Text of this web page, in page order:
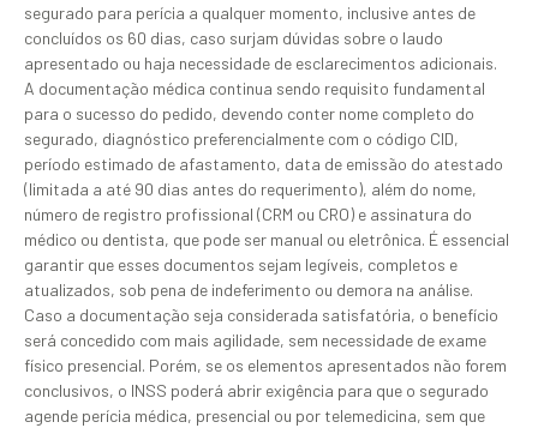
segurado para perícia a qualquer momento, inclusive antes de
concluídos os 60 dias, caso surjam dúvidas sobre o laudo
apresentado ou haja necessidade de esclarecimentos adicionais.
A documentação médica continua sendo requisito fundamental
para o sucesso do pedido, devendo conter nome completo do
segurado, diagnóstico preferencialmente com o código CID,
período estimado de afastamento, data de emissão do atestado
(limitada a até 90 dias antes do requerimento), além do nome,
número de registro profissional (CRM ou CRO) e assinatura do
médico ou dentista, que pode ser manual ou eletrônica. É essencial
garantir que esses documentos sejam legíveis, completos e
atualizados, sob pena de indeferimento ou demora na análise.
Caso a documentação seja considerada satisfatória, o benefício
será concedido com mais agilidade, sem necessidade de exame
físico presencial. Porém, se os elementos apresentados não forem
conclusivos, o INSS poderá abrir exigência para que o segurado
agende perícia médica, presencial ou por telemedicina, sem que